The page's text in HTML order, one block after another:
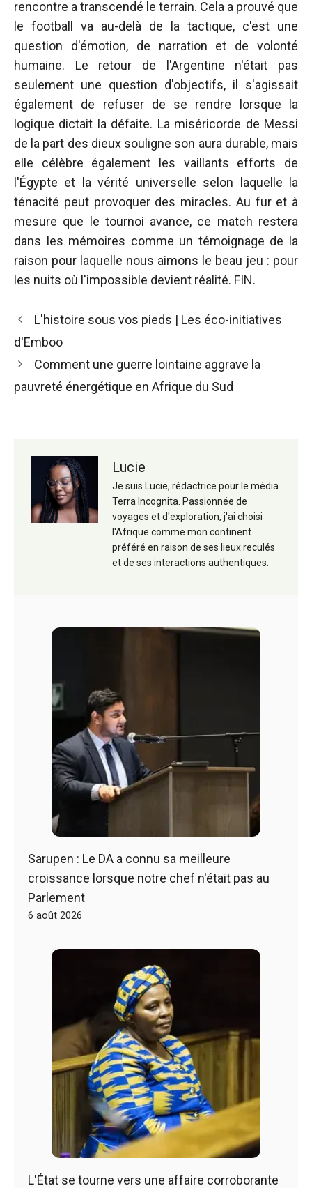
rencontre a transcendé le terrain. Cela a prouvé que
le football va au-delà de la tactique, c'est une
question d'émotion, de narration et de volonté
humaine. Le retour de l'Argentine n'était pas
seulement une question d'objectifs, il s'agissait
également de refuser de se rendre lorsque la
logique dictait la défaite. La miséricorde de Messi
de la part des dieux souligne son aura durable, mais
elle célèbre également les vaillants efforts de
l'Égypte et la vérité universelle selon laquelle la
ténacité peut provoquer des miracles. Au fur et à
mesure que le tournoi avance, ce match restera
dans les mémoires comme un témoignage de la
raison pour laquelle nous aimons le beau jeu : pour
les nuits où l'impossible devient réalité. FIN.
Navigation
des
L'histoire sous vos pieds | Les éco-initiatives
d'Emboo
Comment une guerre lointaine aggrave la
pauvreté énergétique en Afrique du Sud
Lucie
Je suis Lucie, rédactrice pour le média
Terra Incognita. Passionnée de
voyages et d'exploration, j'ai choisi
l'Afrique comme mon continent
préféré en raison de ses lieux reculés
et de ses interactions authentiques.
Sarupen : Le DA a connu sa meilleure
croissance lorsque notre chef n'était pas au
Parlement
6 août 2026
L'État se tourne vers une affaire corroborante